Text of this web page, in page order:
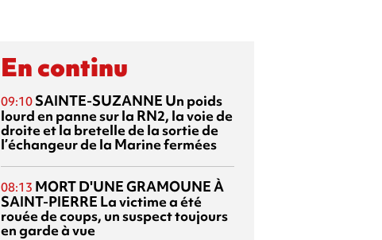
En continu
09:10 SAINTE-SUZANNE Un poids
lourd en panne sur la RN2, la voie de
droite et la bretelle de la sortie de
l’échangeur de la Marine fermées
08:13 MORT D'UNE GRAMOUNE À
SAINT-PIERRE La victime a été
rouée de coups, un suspect toujours
en garde à vue